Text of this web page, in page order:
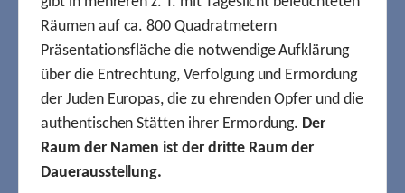
Räumen auf ca. 800 Quadratmetern
Präsentationsfläche die notwendige Aufklärung
über die Entrechtung, Verfolgung und Ermordung
der Juden Europas, die zu ehrenden Opfer und die
authentischen Stätten ihrer Ermordung. Der
Raum der Namen ist der dritte Raum der
Dauerausstellung.